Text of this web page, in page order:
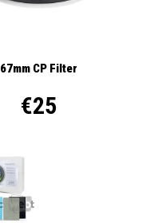
67mm CP Filter
€25